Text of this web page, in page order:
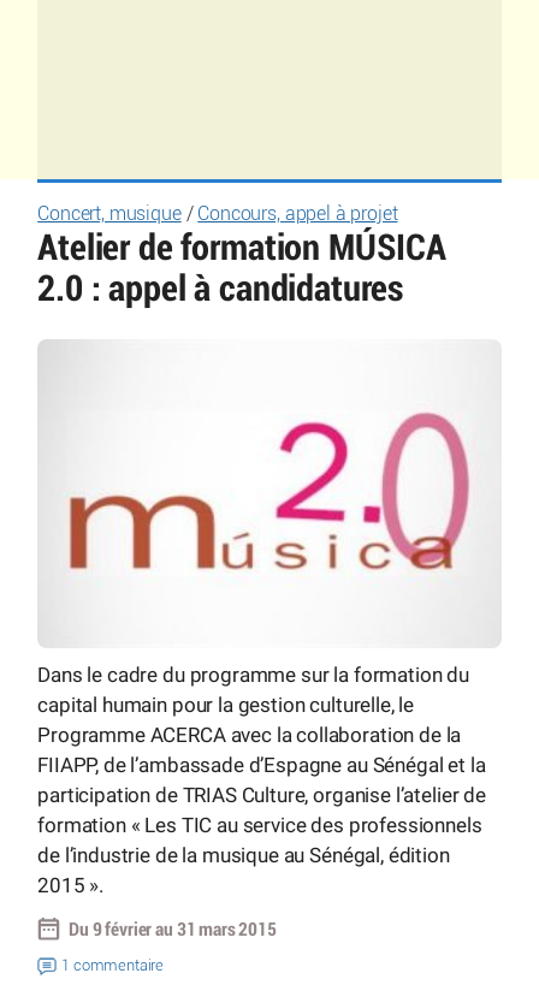
Concert, musique/ Concours, appel à projet
Atelier de formation MÚSICA
2.0 : appel à candidatures
Dans le cadre du programme sur la formation du
capital humain pour la gestion culturelle, le
Programme ACERCA avec la collaboration de la
FIIAPP, de l’ambassade d’Espagne au Sénégal et la
participation de TRIAS Culture, organise l’atelier de
formation « Les TIC au service des professionnels
de l’industrie de la musique au Sénégal, édition
2015 ».
Du 9 février au 31 mars 2015
1 commentaire